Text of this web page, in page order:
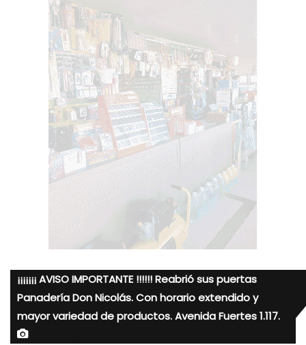
¡¡¡¡¡¡¡ AVISO IMPORTANTE !!!!!! Reabrió sus puertas
Panadería Don Nicolás. Con horario extendido y
mayor variedad de productos. Avenida Fuertes 1.117.